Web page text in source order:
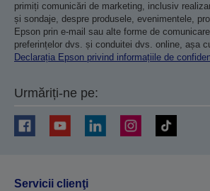
primiți comunicări de marketing, inclusiv
și sondaje, despre produsele, evenimentele,
Epson prin e-mail sau alte forme de
preferințelor dvs. și conduitei dvs. online, așa
Declarația Epson privind informațiile de
Urmăriți-ne pe:
Servicii clienţi